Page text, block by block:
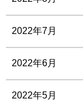
2022年7月
2022年6月
2022年5月